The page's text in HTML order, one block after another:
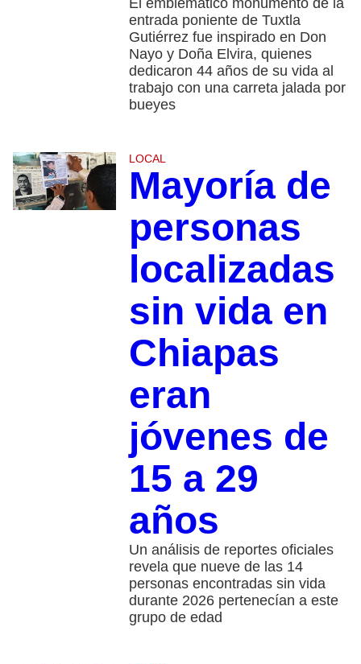
El emblemático monumento de la
entrada poniente de Tuxtla
Gutiérrez fue inspirado en Don
Nayo y Doña Elvira, quienes
dedicaron 44 años de su vida al
trabajo con una carreta jalada por
bueyes
LOCAL
Mayoría de
personas
localizadas
sin vida en
Chiapas
eran
jóvenes de
15 a 29
años
Un análisis de reportes oficiales
revela que nueve de las 14
personas encontradas sin vida
durante 2026 pertenecían a este
grupo de edad